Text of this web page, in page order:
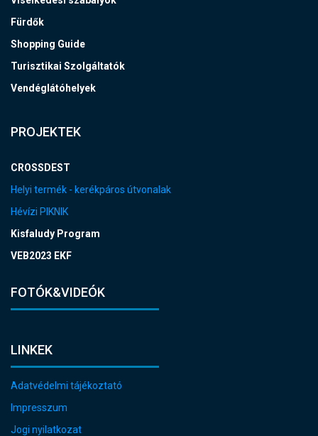
Fürdők
Shopping Guide
Turisztikai Szolgáltatók
Vendéglátóhelyek
PROJEKTEK
CROSSDEST
Helyi termék - kerékpáros útvonalak
Hévízi PIKNIK
Kisfaludy Program
VEB2023 EKF
FOTÓK&VIDEÓK
LINKEK
Adatvédelmi tájékoztató
Impresszum
Jogi nyilatkozat